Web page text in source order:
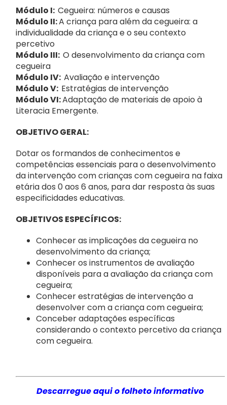
Notícias
Contactos
Apoie a ANIP
Módulo I:Cegueira: números e causas
Módulo II:A criança para além da cegueira: a
individualidade da criança e o seu contexto
percetivo
Módulo III:O desenvolvimento da criança com
cegueira
Módulo IV: Avaliação e intervenção
Módulo V: Estratégias de intervenção
Módulo VI:Adaptação de materiais de apoio à
Literacia Emergente.
OBJETIVO GERAL:
Dotar os formandos de conhecimentos e
competências essenciais para o desenvolvimento
da intervenção com crianças com cegueira na faixa
etária dos 0 aos 6 anos, para dar resposta às suas
especificidades educativas.
OBJETIVOS ESPECÍFICOS:
Conhecer as implicações da cegueira no
desenvolvimento da criança;
Conhecer os instrumentos de avaliação
disponíveis para a avaliação da criança com
cegueira;
Conhecer estratégias de intervenção a
desenvolver com a criança com cegueira;
Conceber adaptações específicas
considerando o contexto percetivo da criança
com cegueira.
Descarregue aqui o folheto informativo